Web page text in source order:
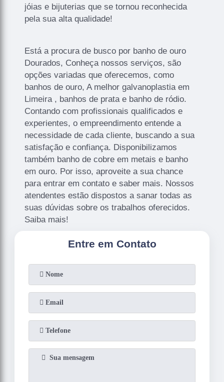
jóias e bijuterias que se tornou reconhecida
pela sua alta qualidade!
Está a procura de busco por banho de ouro
Dourados, Conheça nossos serviços, são
opções variadas que oferecemos, como
banhos de ouro, A melhor galvanoplastia em
Limeira , banhos de prata e banho de ródio.
Contando com profissionais qualificados e
experientes, o empreendimento entende a
necessidade de cada cliente, buscando a sua
satisfação e confiança. Disponibilizamos
também banho de cobre em metais e banho
em ouro. Por isso, aproveite a sua chance
para entrar em contato e saber mais. Nossos
atendentes estão dispostos a sanar todas as
suas dúvidas sobre os trabalhos oferecidos.
Saiba mais!
Entre em Contato